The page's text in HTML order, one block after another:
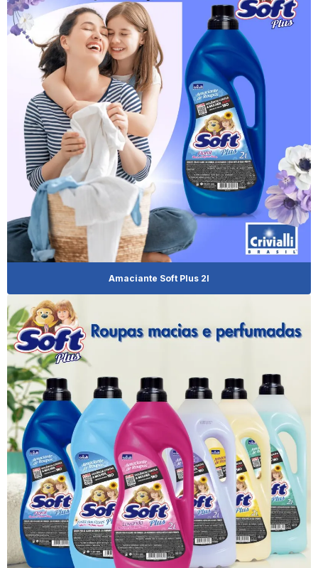
Cera Para Móveis De Madeira Branca
Cera Para Móveis De Madeira De Demolição
Cera Para Móveis De Madeira Escura
Cera Para Móveis De Madeira Onde Encontrar
Cera Para Móveis Rústicos
Desinfetante Clean Plus
Desinfetante Clean Plus 2l
Desinfetante Clean Plus 500ml
Distribuidor De Brilha Alumínio
Distribuidor De Produto Limpa Alumínio
Distribuidor De Produtos De Limpeza Para Revenda
Distribuidor De Shampoo Para Pet
Distribuidora De Produtos De Limpeza
Distribuidora De Produtos De Limpeza No Paraná
Distribuidora De Produtos De Limpeza Para Revenda
Eliminador De Odores Cachorro
Empresa De Brilha Alumínio
Empresa De Revenda De Limpa Alumínio
Empresa Revendedora De Produto Limpa Alumínio
Amaciante Soft Plus 2l